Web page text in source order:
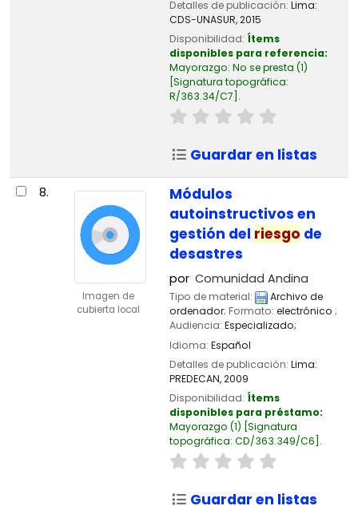
Detalles de publicación: Lima:
CDS-UNASUR,2015
Disponibilidad: Ítems
disponibles para referencia:
Mayorazgo: No se presta (1)
Signatura topográfica:
R/363.34/C7 .
Guardar en listas
8.
Imagen de
cubierta local
Módulos
autoinstructivos en
gestión del riesgo de
desastres
por Comunidad Andina
Tipo de material:
Archivo de
ordenador; Formato: electrónico ;
Audiencia: Especializado;
Idioma: Español
Detalles de publicación: Lima:
PREDECAN,2009
Disponibilidad: Ítems
disponibles para préstamo:
Mayorazgo (1) Signatura
topográfica: CD/363.349/C6 .
Guardar en listas